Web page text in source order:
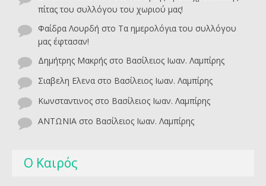
πίτας του συλλόγου του χωριού μας!
Φαίδρα Λουρδή στο Τα ημερολόγια του συλλόγου
μας έφτασαν!
Δημήτρης Μακρής στο Βασίλειος Ιωαν. Λαμπίρης
Σιαβελη Ελενα στο Βασίλειος Ιωαν. Λαμπίρης
Κωνσταντινος στο Βασίλειος Ιωαν. Λαμπίρης
ΑΝΤΩΝΙΑ στο Βασίλειος Ιωαν. Λαμπίρης
Ο Καιρός